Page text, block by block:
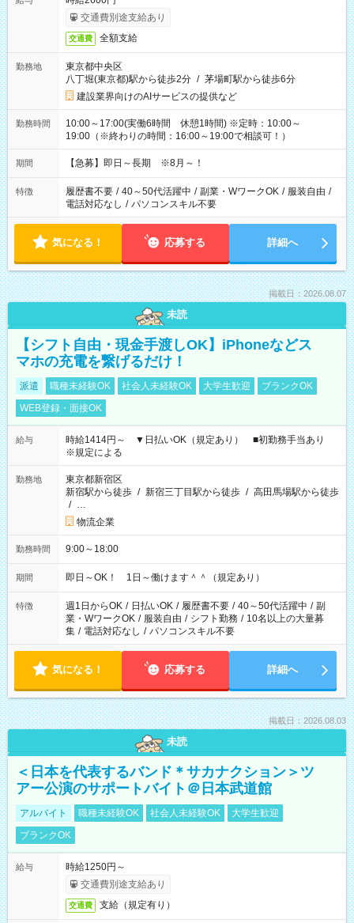
交通費別途支給あり
交通費 全額支給
勤務地
東京都中央区
八丁堀(東京都)駅から徒歩2分 / 茅場町駅から徒歩6分
建設業界向けのAIサービスの提供など
勤務時間
10:00～17:00(実働6時間 休憩1時間) ※定時：10:00～
19:00（※終わりの時間：16:00～19:00で相談可！）
期間 【急募】即日～長期 ※8月～！
特徴 履歴書不要 / 40～50代活躍中 / 副業・WワークOK / 服装自由 /
電話対応なし / パソコンスキル不要
気になる！ 応募する 詳細へ
掲載日：2026.08.07
未読
【シフト自由・現金手渡しOK】iPhoneなどス
マホの充電を繋げるだけ！
派遣 職種未経験OK 社会人未経験OK 大学生歓迎
ブランクOK
WEB登録・面接OK
給与
時給1414円～ ▼日払いOK（規定あり） ■初勤務手当あり
※規定による
勤務地
東京都新宿区
新宿駅から徒歩 / 新宿三丁目駅から徒歩 / 高田馬場駅から徒歩
/ …
物流企業
勤務時間 9:00～18:00
期間 即日～OK！ 1日～働けます＾＾（規定あり）
特徴 週1日からOK / 日払いOK / 履歴書不要 / 40～50代活躍中 / 副
業・WワークOK / 服装自由 / シフト勤務 / 10名以上の大量募
集 / 電話対応なし / パソコンスキル不要
気になる！ 応募する 詳細へ
掲載日：2026.08.03
未読
＜日本を代表するバンド＊サカナクション＞ツ
アー公演のサポートバイト＠日本武道館
アルバイト 職種未経験OK 社会人未経験OK
大学生歓迎
ブランクOK
給与
時給1250円～
交通費別途支給あり
交通費 支給（規定有り）